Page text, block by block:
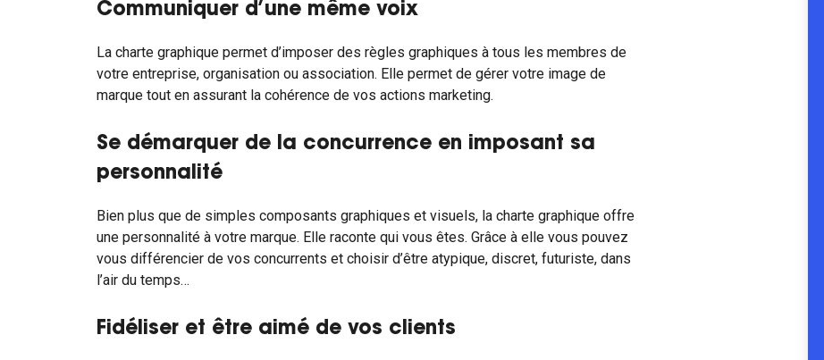
Communiquer d’une même voix
La charte graphique permet d’imposer des règles graphiques à tous les membres de
votre entreprise, organisation ou association. Elle permet de gérer votre image de
marque tout en assurant la cohérence de vos actions marketing.
Se démarquer de la concurrence en imposant sa
personnalité
Bien plus que de simples composants graphiques et visuels, la charte graphique offre
une personnalité à votre marque. Elle raconte qui vous êtes. Grâce à elle vous pouvez
vous différencier de vos concurrents et choisir d’être atypique, discret, futuriste, dans
l’air du temps…
Fidéliser et être aimé de vos clients